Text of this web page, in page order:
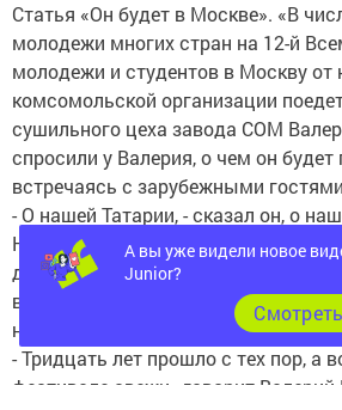
Статья «Он будет в Москве». «В
молодежи многих стран на 12-й
молодежи и студентов в Москву от
комсомольской организации
сушильного цеха завода СОМ
спросили у Валерия, о чем он будет
встречаясь с зарубежными
- О нашей Татарии, - сказал он, о
Новошешминской земле. И еще о
две дочки, и я не хочу, чтобы они,
все мы испытали войну. Защита
на нашей земле».
- Тридцать лет прошло с тех пор, а
фестивале свежи,- говорит
А вы уже видели новое
Junior?
Cмотреть